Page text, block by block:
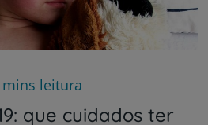
mins leitura
que cuidados ter